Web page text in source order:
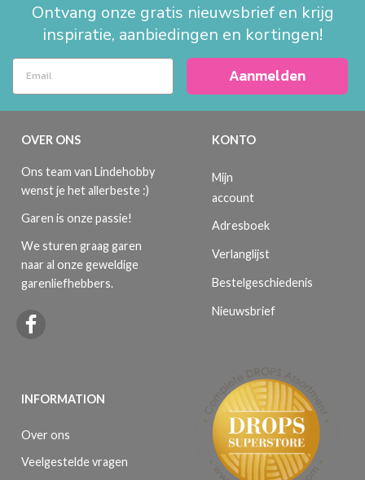
Ontvang onze gratis nieuwsbrief en krijg
inspiratie, aanbiedingen en kortingen!
Aanmelden
OVER ONS
Ons team van Lindehobby
wenst je het allerbeste :)
Garen is onze passie!
We sturen graag garen
naar al onze geweldige
garenliefhebbers.
INFORMATION
Over ons
Veelgestelde vragen
KONTO
Mijn
account
Adresboek
Verlanglijst
Bestelgeschiedenis
Nieuwsbrief